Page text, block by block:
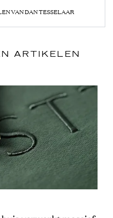
VAN DAN TESSELAAR
ARTIKELEN